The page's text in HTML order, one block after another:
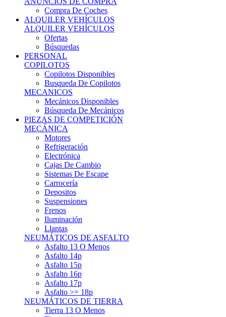
ALQUILER VEHÍCULOS
ALQUILER VEHÍCULOS
Ofertas
Búsquedas
PERSONAL
COPILOTOS
Copilotos Disponibles
Busqueda De Copilotos
MECANICOS
Mecánicos Disponibles
Búsqueda De Mecánicos
PIEZAS DE COMPETICIÓN
MECÁNICA
Motores
Refrigeración
Electrónica
Cajas De Cambio
Sistemas De Escape
Carrocería
Depositos
Suspensiones
Frenos
Iluminación
Llantas
NEUMÁTICOS DE ASFALTO
Asfalto 13 O Menos
Asfalto 14p
Asfalto 15p
Asfalto 16p
Asfalto 17p
Asfalto >= 18p
NEUMÁTICOS DE TIERRA
Tierra 13 O Menos
Tierra 14p